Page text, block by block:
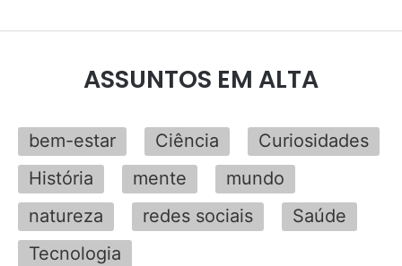
ASSUNTOS EM ALTA
bem-estar Ciência
Curiosidades
História
mente
mundo
natureza
redes sociais
Saúde
Tecnologia